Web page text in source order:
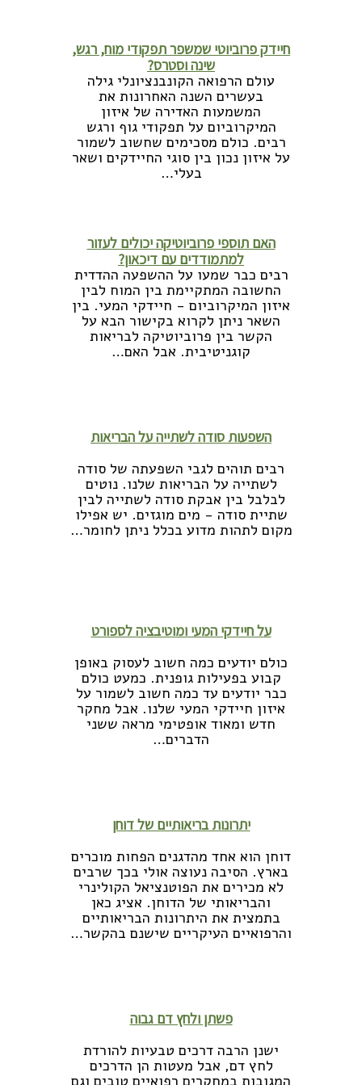
לקריאה נוספת >>
חיידק פרוביוטי שמשפר תפקודי מוח, רגש,
שינה וסטרס?
עולם הרפואה הקונבנציונלי גילה
בעשרים השנה האחרונות את
המשמעות האדירה של איזון
המיקרוביום על תפקודי גוף ורגש
רבים. כולם מסכימים שחשוב לשמור
על איזון נכון בין סוגי החיידקים ושאר
בעלי…
לקריאה נוספת >>
האם תוספי פרוביוטיקה יכולים לעזור
למתמודדים עם דיכאון?
רבים כבר שמעו על ההשפעה ההדדית
החשובה המתקיימת בין המוח לבין
איזון המיקרוביום - חיידקי המעי. בין
השאר ניתן לקרוא בקישור הבא על
הקשר בין פרוביוטיקה לבריאות
קוגניטיבית. אבל האם…
לקריאה נוספת >>
השפעות סודה לשתייה על הבריאות
רבים תוהים לגבי השפעתה של סודה
לשתייה על הבריאות שלנו. נוטים
לבלבל בין אבקת סודה לשתייה לבין
שתיית סודה - מים מוגזים. יש אפילו
מקום לתהות מדוע בכלל ניתן לחומר…
לקריאה נוספת >>
על חיידקי המעי ומוטיבציה לספורט
כולם יודעים כמה חשוב לעסוק באופן
קבוע בפעילות גופנית. כמעט כולם
כבר יודעים עד כמה חשוב לשמור על
איזון חיידקי המעי שלנו. אבל מחקר
חדש ומאוד אופטימי מראה ששני
הדברים…
לקריאה נוספת >>
יתרונות בריאותיים של דוחן
דוחן הוא אחד מהדגנים הפחות מוכרים
בארץ. הסיבה נעוצה אולי בכך שרבים
לא מכירים את הפוטנציאל הקולינרי
והבריאותי של הדוחן. אציג כאן
בתמצית את היתרונות הבריאותיים
והרפואיים העיקריים שישנם בהקשר…
לקריאה נוספת >>
פשתן ולחץ דם גבוה
ישנן הרבה דרכים טבעיות להורדת
לחץ דם, אבל מעטות הן הדרכים
המגובות במחקרים רפואיים טובים וגם